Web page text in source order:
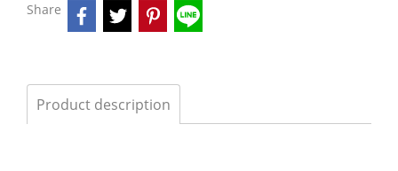
Share
Product description